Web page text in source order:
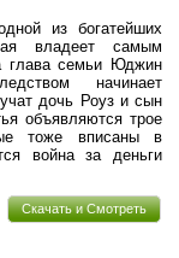
из богатейших
владеет самым
глава семьи Юджин
начинает
дочь Роуз и сын
объявляются трое
тоже вписаны в
война за деньги
Скачать и Смотреть